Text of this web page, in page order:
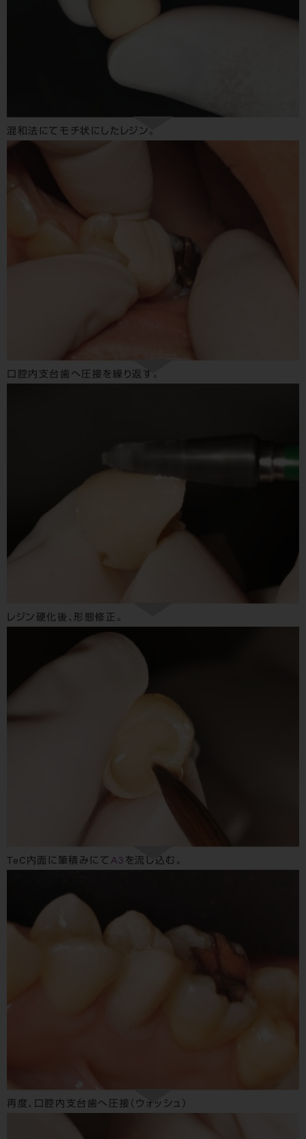
混和法にてモチ状にしたレジン。
口腔内支台歯へ圧接を繰り返す。
レジン硬化後、形態修正。
TeC内面に筆積みにて A3 を流し込む。
再度、口腔内支台歯へ圧接（ウォッシュ）